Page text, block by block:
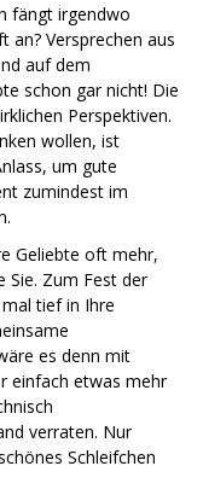
fängt irgendwo
an? Versprechen aus
auf dem
schon gar nicht! Die
Perspektiven.
wollen, ist
um gute
zumindest im
Geliebte oft mehr,
Sie. Zum Fest der
tief in Ihre
es denn mit
einfach etwas mehr
verraten. Nur
Schleifchen